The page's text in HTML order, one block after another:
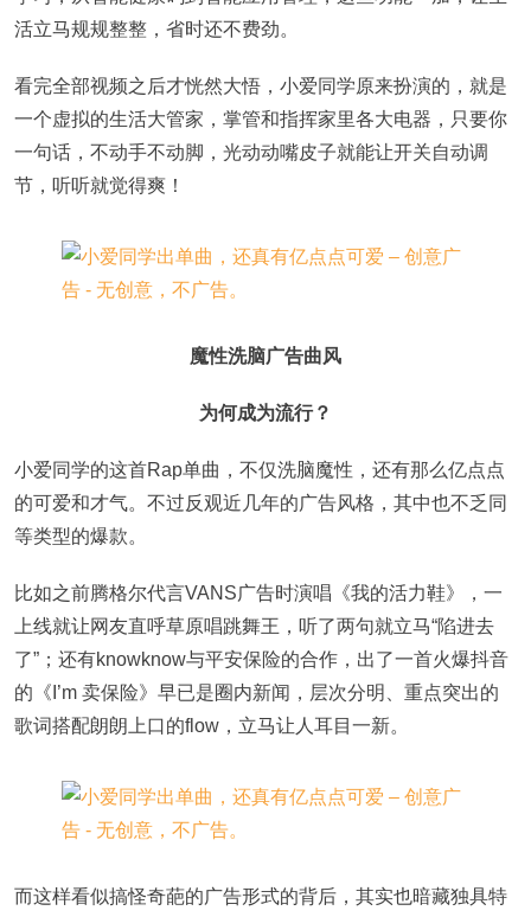
活立马规规整整，省时还不费劲。
看完全部视频之后才恍然大悟，小爱同学原来扮演的，就是
一个虚拟的生活大管家，掌管和指挥家里各大电器，只要你
一句话，不动手不动脚，光动动嘴皮子就能让开关自动调
节，听听就觉得爽！
魔性洗脑广告曲风
为何成为流行？
小爱同学的这首Rap单曲，不仅洗脑魔性，还有那么亿点点
的可爱和才气。不过反观近几年的广告风格，其中也不乏同
等类型的爆款。
比如之前腾格尔代言VANS广告时演唱《我的活力鞋》，一
上线就让网友直呼草原唱跳舞王，听了两句就立马“陷进去
了”；还有knowknow与平安保险的合作，出了一首火爆抖音
的《I’m 卖保险》早已是圈内新闻，层次分明、重点突出的
歌词搭配朗朗上口的flow，立马让人耳目一新。
而这样看似搞怪奇葩的广告形式的背后，其实也暗藏独具特